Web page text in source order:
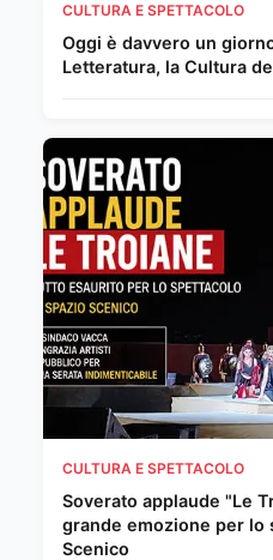
CULTURA E SPETTACOLO
Oggi è davvero un
Letteratura, la Cultura
CULTURA E SPETTACOLO
Soverato applaude "Le
grande emozione per lo
Scenico